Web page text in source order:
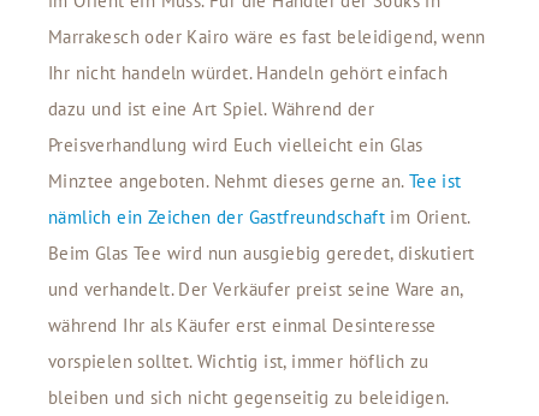
Marrakesch oder Kairo wäre es fast beleidigend, wenn
Ihr nicht handeln würdet. Handeln gehört einfach
dazu und ist eine Art Spiel. Während der
Preisverhandlung wird Euch vielleicht ein Glas
Minztee angeboten. Nehmt dieses gerne an. Tee ist
nämlich ein Zeichen der Gastfreundschaft im Orient.
Beim Glas Tee wird nun ausgiebig geredet, diskutiert
und verhandelt. Der Verkäufer preist seine Ware an,
während Ihr als Käufer erst einmal Desinteresse
vorspielen solltet. Wichtig ist, immer höflich zu
bleiben und sich nicht gegenseitig zu beleidigen.